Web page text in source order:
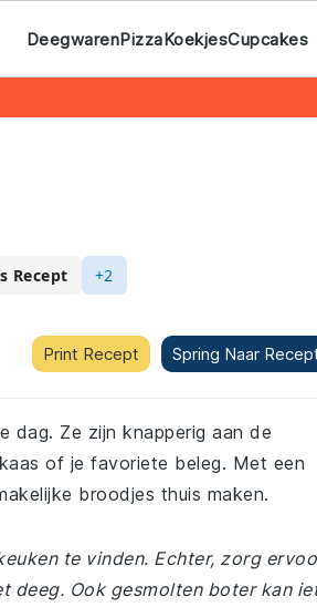
DeegwarenPizzaKoekjesCupcakes
Recept +2
Print Recept Spring Naar
dag. Ze zijn knapperig aan de
of je favoriete beleg. Met een
broodjes thuis maken.
te vinden. Echter, zorg
deeg. Ook gesmolten boter kan